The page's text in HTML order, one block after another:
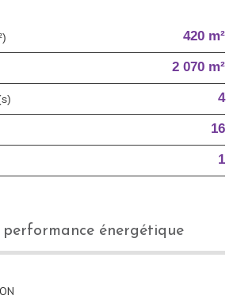
420 m²
2 070 m²
4
16
1
performance énergétique